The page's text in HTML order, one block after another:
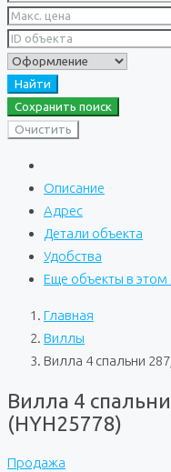
Найти
Сохранить поиск
Очистить
Описание
Адрес
Детали объекта
Удобства
Еще объекты в
Главная
Виллы
Вилла 4 спальни
Вилла 4
(HYH25778)
Продажа